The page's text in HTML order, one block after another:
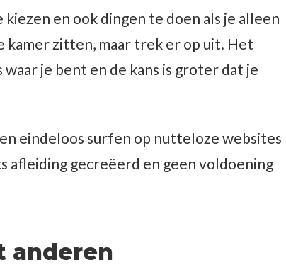
en ook dingen te doen als je alleen
kamer zitten, maar trek er op uit. Het
je bent en de kans is groter dat je
eindeloos surfen op nutteloze websites
afleiding gecreëerd en geen voldoening
anderen